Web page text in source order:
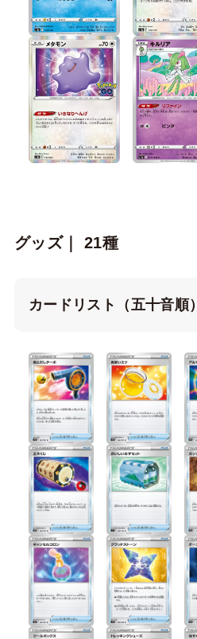
グッズ｜ 21種
カードリスト（五十音順）